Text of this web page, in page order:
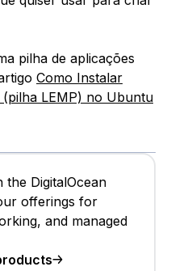
pilha de aplicações
Como Instalar
LEMP) no Ubuntu
DigitalOcean
offerings for
and managed